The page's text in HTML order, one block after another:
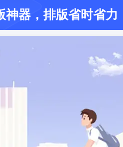
神器，排版省时省力